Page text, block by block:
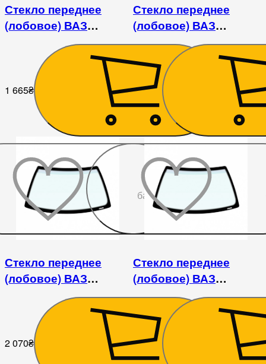
Стекло переднее
(лобовое) ВАЗ
2101/2102/2104/2105/2106/2107
/ Fiat 124/125
1 665₴
Стекло переднее
(лобовое) ВАЗ
2101/2102/2104/2105/
/ Fiat 124/125
1 980₴
До
бажаного
Стекло переднее
(лобовое) ВАЗ
2108/2109/21099/2113/2114/2115
2 070₴
Стекло переднее
(лобовое) ВАЗ
2101/2102/2104/2105/
/ Fiat 124/125
1 980₴